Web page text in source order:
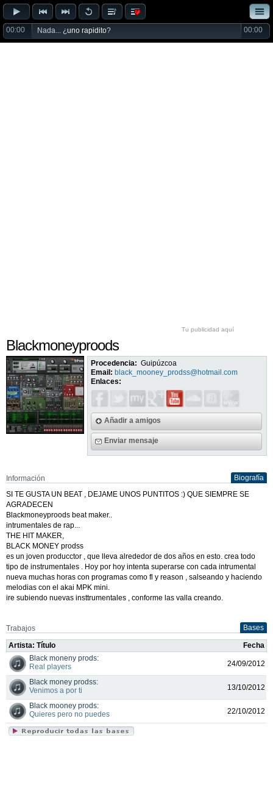
00:00 Nada... ¿uno rapidito? 00:00
Tu publicidad aquí
Blackmoneyproods
Procedencia: Guipúzcoa
Email: black_mooney_prodss@hotmail.com
Enlaces:
Añadir a amigos
Enviar mensaje
Información
Biografía
SI TE GUSTA UN BEAT , DEJAME UNOS PUNTITOS :) QUE SIEMPRE SE
AGRADECEN
Blackmoneyproods beat maker..
intrumentales de rap...
THE HIT MAKER,
BLACK MONEY prodss
es un joven producctor , que lleva alrededor de dos años en esto. crea todo
tipo de instrumentales . Hoy por hoy intenta superarse con cada intrumental
nueva muchas horas con programas como fl y reason , salseando y haciendo
melodias con el akai MPK mini.
ire subiendo nuevas insttrumentales , conforme las valla creando.
Trabajos Bases
Artista: Título
Fecha
Black moneny prods:
Real players
24/09/2012
Black money prodss:
Venimos a por ti
13/10/2012
Black mooney prods:
Quieres pero no puedes
22/10/2012